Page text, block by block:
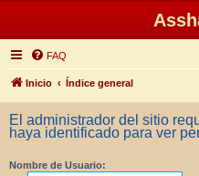
FAQ
Inicio Índice general
El administrador del sitio
haya identificado para ver
Nombre de Usuario: